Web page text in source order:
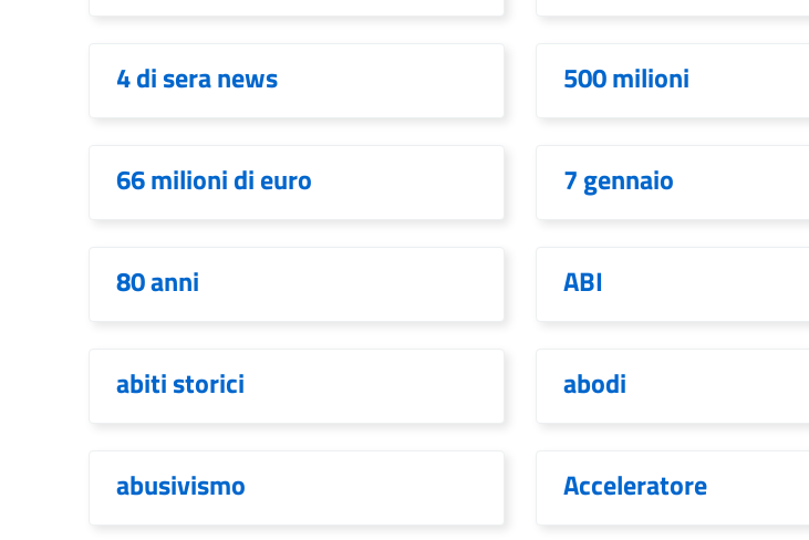
4 di sera news 500 milioni
66 milioni di euro 7 gennaio
80 anni ABI
abiti storici abodi
abusivismo Acceleratore